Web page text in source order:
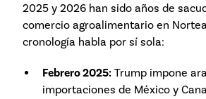
2025 y 2026 han sido años de
comercio agroalimentario en
cronología habla por sí sola:
Febrero 2025: Trump impone
importaciones de México y